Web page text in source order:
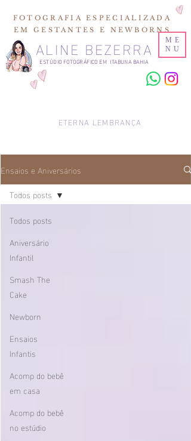
ESTÚDIO FOTOGRÁFICO EM ITABUNA BAHIA
ALINE BEZERRA
FOTOGRAFIA ESPECIALIZADA
EM GESTANTES E NEWBORNS
ME
NU
ETERNA LEMBRANÇA
Ensaios e Aniversários
Todos posts
Aniversário
Infantil
Smash The
Cake
Newborn
Ensaios
Infantis
Acomp do bebê
em casa
Acomp do bebê
no estúdio
Todos posts